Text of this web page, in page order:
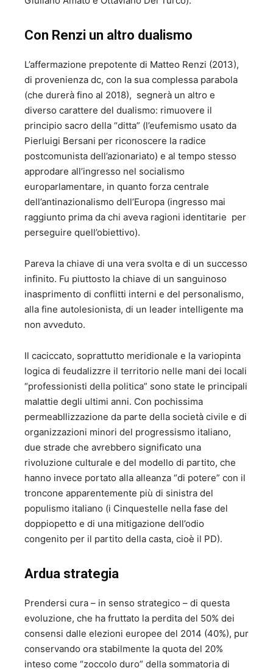
Con Renzi un altro dualismo
L’affermazione prepotente di Matteo Renzi (2013),
di provenienza dc, con la sua complessa parabola
(che durerà fino al 2018), segnerà un altro e
diverso carattere del dualismo: rimuovere il
principio sacro della “ditta” (l’eufemismo usato da
Pierluigi Bersani per riconoscere la radice
postcomunista dell’azionariato) e al tempo stesso
approdare all’ingresso nel socialismo
europarlamentare, in quanto forza centrale
dell’antinazionalismo dell’Europa (ingresso mai
raggiunto prima da chi aveva ragioni identitarie per
perseguire quell’obiettivo).
Pareva la chiave di una vera svolta e di un successo
infinito. Fu piuttosto la chiave di un sanguinoso
inasprimento di conflitti interni e del personalismo,
alla fine autolesionista, di un leader intelligente ma
non avveduto.
Il caciccato, soprattutto meridionale e la variopinta
logica di feudalizzre il territorio nelle mani dei locali
“professionisti della politica” sono state le principali
malattie degli ultimi anni. Con pochissima
permeabIlizzazione da parte della società civile e di
organizzazioni minori del progressismo italiano,
due strade che avrebbero significato una
rivoluzione culturale e del modello di partito, che
hanno invece portato alla alleanza “di potere” con il
troncone apparentemente più di sinistra del
populismo italiano (i Cinquestelle nella fase del
doppiopetto e di una mitigazione dell’odio
congenito per il partito della casta, cioè il PD).
Ardua strategia
Prendersi cura – in senso strategico – di questa
evoluzione, che ha fruttato la perdita del 50% dei
consensi dalle elezioni europee del 2014 (40%), pur
conservando ora stabilmente la quota del 20%
inteso come “zoccolo duro” della sommatoria di